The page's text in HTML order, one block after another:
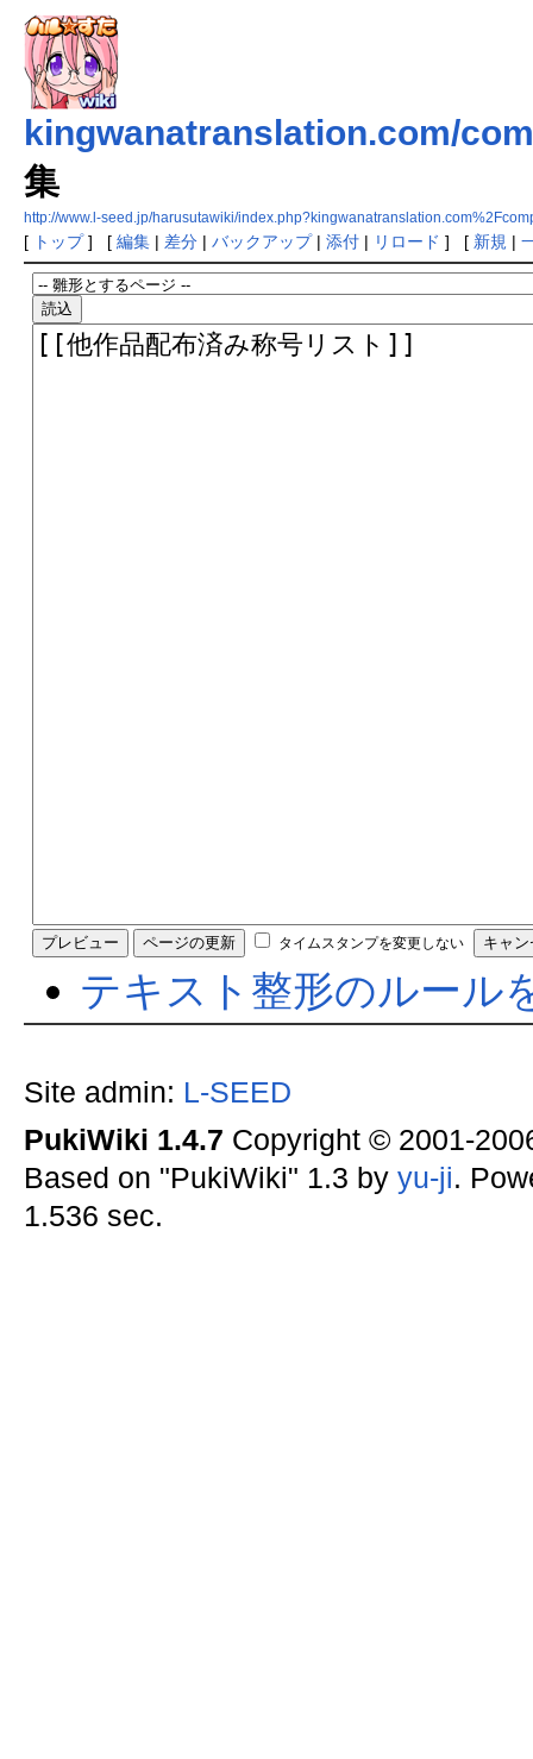
kingwanatranslation.com/
集
http://www.l-seed.jp/harusutawiki/
[ トップ] [ 編集| 差分| バックアップ| 添付| リロード ] [ 新規 |
タイムスタンプを変更しない
テキスト整形のルール
Site admin: L-SEED
PukiWiki 1.4.7 Copyright © 2001-
Based on "PukiWiki" 1.3 by yu-ji.
1.536 sec.